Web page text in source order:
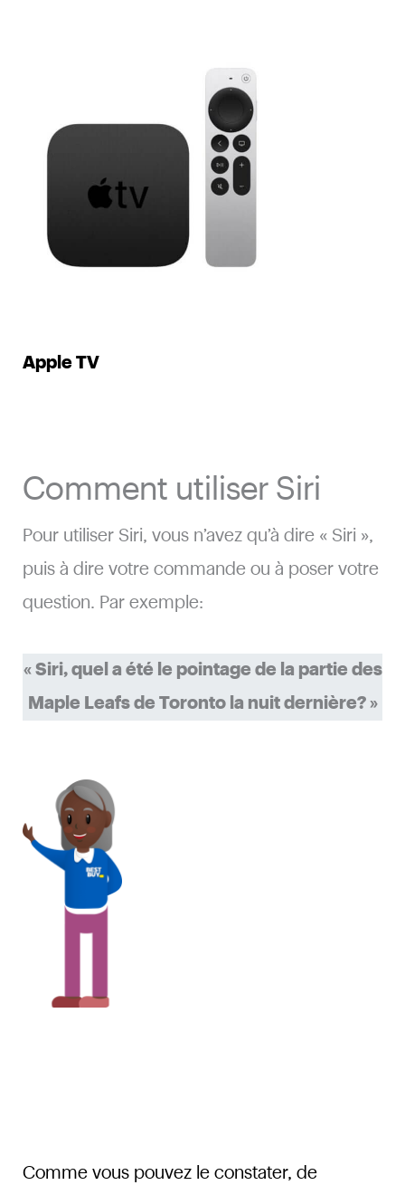
Apple TV
Comment utiliser Siri
Pour utiliser Siri, vous n’avez qu’à dire « Siri »,
puis à dire votre commande ou à poser votre
question. Par exemple:
« Siri, quel a été le pointage de la partie des
Maple Leafs de Toronto la nuit dernière? »
Comme vous pouvez le constater, de